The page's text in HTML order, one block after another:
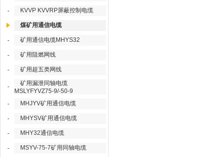
- KVVP KVVRP屏蔽控制电缆
煤矿用通信电缆
- 矿用通信电缆MHYS32
- 矿用阻燃网线
- 矿用超五类网线
-
矿用漏泄同轴电缆
MSLYFYVZ75-9/-50-9
-
MHJYV矿用通信电缆
- MHYSV矿用通信电缆
- MHY32通信电缆
- MSYV-75-7矿用同轴电缆